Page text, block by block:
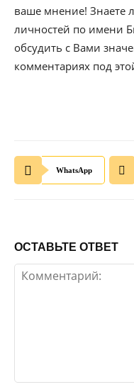
ваше мнение! Знаете
личностей по имени
обсудить с Вами
комментариях под
WhatsApp
ОСТАВЬТЕ ОТВЕТ